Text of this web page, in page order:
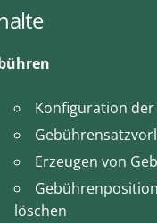
Konfiguration
Erzeugen von
löschen